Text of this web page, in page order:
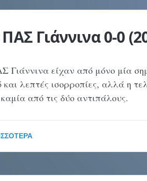
Γιάννινα 0-0
Γιάννινα είχαν από μόνο μία
λεπτές ισορροπίες, αλλά η
από τις δύο αντιπάλους.